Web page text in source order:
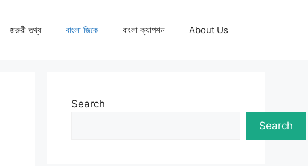
জরুরী তথ্য বাংলা জিকে বাংলা ক্যাপশন About Us
Search
Search